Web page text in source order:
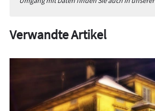
Verwandte Artikel